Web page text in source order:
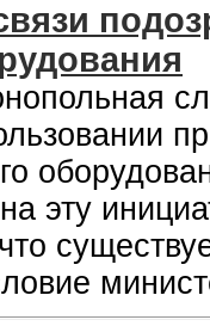
эту